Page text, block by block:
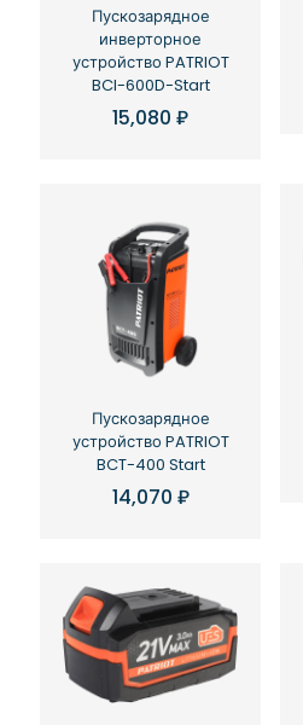
Пускозарядное
инверторное
устройство PATRIOT
BCI-600D-Start
15,080₽
Пускозарядное
устройство PATRIOT
BCT-400 Start
14,070 ₽